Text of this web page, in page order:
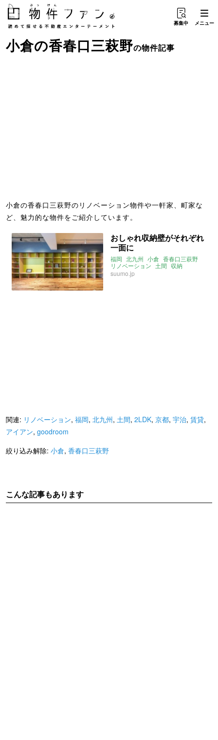
募集中 メニュー
小倉の香春口三萩野の物件記事
小倉の香春口三萩野のリノベーション物件や一軒家、町家な
ど、魅力的な物件をご紹介しています。
おしゃれ収納壁がそれぞれ
一面に
福岡 北九州 小倉 香春口三萩野
リノベーション 土間 収納
suumo.jp
関連: リノベーション, 福岡, 北九州, 土間, 2LDK, 京都, 宇治, 賃貸,
アイアン, goodroom
絞り込み解除: 小倉, 香春口三萩野
こんな記事もあります